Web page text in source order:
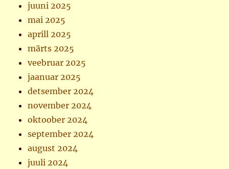
juuni 2025
mai 2025
aprill 2025
märts 2025
veebruar 2025
jaanuar 2025
detsember 2024
november 2024
oktoober 2024
september 2024
august 2024
juuli 2024